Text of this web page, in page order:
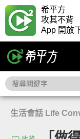
希平方
攻其不背
App 開放
生活會話 Life